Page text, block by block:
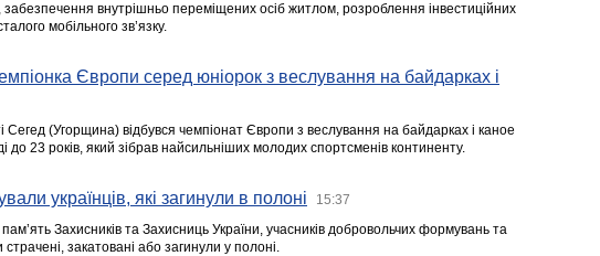
забезпечення внутрішньо переміщених осіб житлом, розроблення інвестиційних
мобільного зв’язку.
Європи серед юніорок з веслування на байдарках і
Сегед (Угорщина) відбувся чемпіонат Європи з веслування на байдарках і каное
до 23 років, який зібрав найсильніших молодих спортсменів континенту.
українців, які загинули в полоні 15:37
Захисників та Захисниць України, учасників добровольчих формувань та
страчені, закатовані або загинули у полоні.